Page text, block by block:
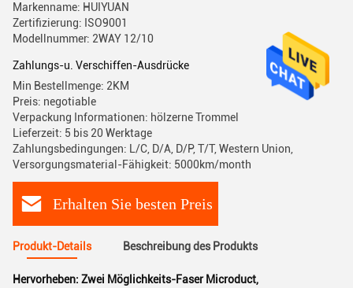
Markenname: HUIYUAN
Zertifizierung: ISO9001
Modellnummer: 2WAY 12/10
Zahlungs-u. Verschiffen-Ausdrücke
Min Bestellmenge: 2KM
Preis: negotiable
Verpackung Informationen: hölzerne Trommel
Lieferzeit: 5 bis 20 Werktage
Zahlungsbedingungen: L/C, D/A, D/P, T/T, Western Union,
Versorgungsmaterial-Fähigkeit: 5000km/month
Erhalten Sie besten Preis
Produkt-Details Beschreibung des Produkts
Hervorheben: Zwei Möglichkeits-Faser Microduct,